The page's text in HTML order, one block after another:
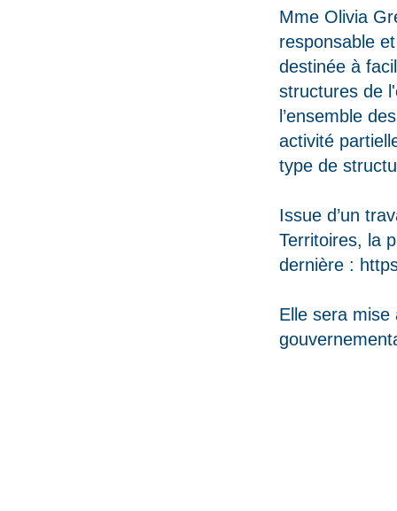
Mme Olivia
responsable
destinée à
structures de
l’ensemble
activité
type de
Issue d’un
Territoires, la
dernière :
Elle sera mise